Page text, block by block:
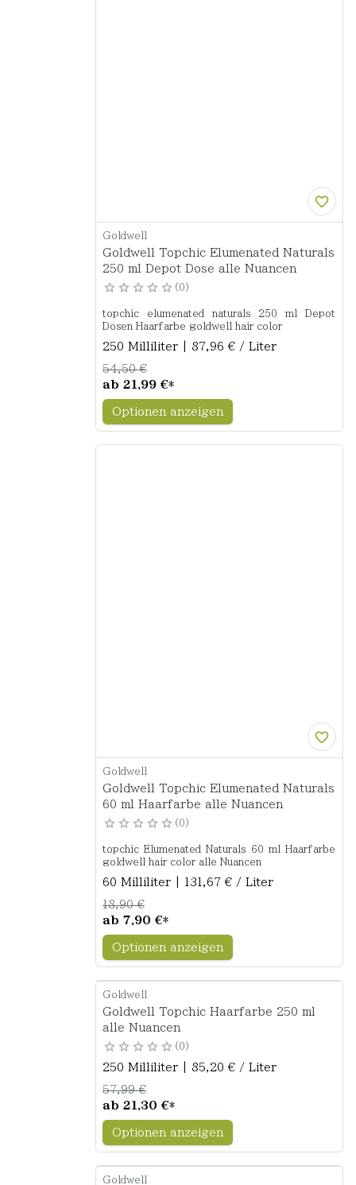
Goldwell
Goldwell Topchic Elumenated Naturals
250 ml Depot Dose alle Nuancen
0
topchic elumenated naturals 250 ml Depot
Dosen Haarfarbe goldwell hair color
250 Milliliter | 87,96 € / Liter
ab 21,99 €*
54,50 €
Optionen anzeigen
Goldwell
Goldwell Topchic Elumenated Naturals
60 ml Haarfarbe alle Nuancen
0
topchic Elumenated Naturals 60 ml Haarfarbe
goldwell hair color alle Nuancen
60 Milliliter | 131,67 € / Liter
ab 7,90 €*
18,90 €
Optionen anzeigen
Goldwell
Goldwell Topchic Haarfarbe 250 ml
alle Nuancen
0
250 Milliliter | 85,20 € / Liter
ab 21,30 €*
57,99 €
Optionen anzeigen
Goldwell